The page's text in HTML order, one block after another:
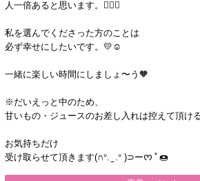
人一倍あると思います。✊🏻🧡
私を選んでくださった方のことは
必ず幸せにしたいです。💛☺️
一緒に楽しい時間にしましょ〜う🧡
※だいえっと中のため、
甘いもの・ジュースのお差し入れは控えて頂け
お気持ちだけ
受け取らせて頂きます(∩ᐡ. ̫ .ᐡ )⊃ーᰔ​ ﾟ🍩